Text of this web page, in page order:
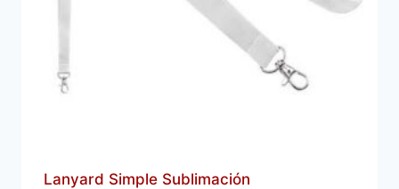
Lanyard Simple Sublimación